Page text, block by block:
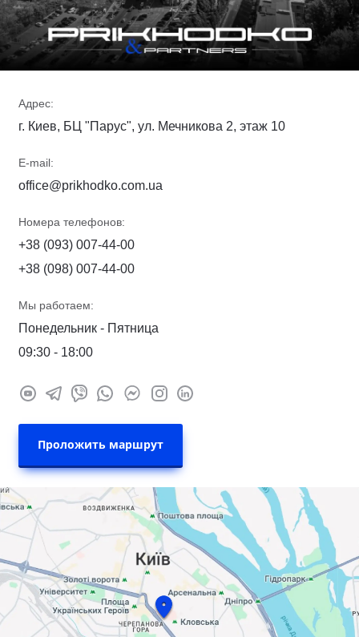
Адрес:
г. Киев, БЦ "Парус", ул. Мечникова 2, этаж 10
E-mail:
office@prikhodko.com.ua
Номера телефонов:
+38 (093) 007-44-00
+38 (098) 007-44-00
Мы работаем:
Понедельник - Пятница
09:30 - 18:00
Проложить маршрут